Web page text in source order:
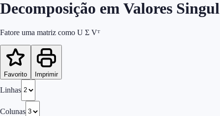
Decomposição em Valores
Fatore uma matriz como U Σ Vᵀ
Favorito Imprimir
Linhas
Colunas